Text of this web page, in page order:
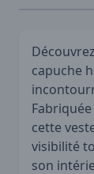
capuche
cette
visibilité
son